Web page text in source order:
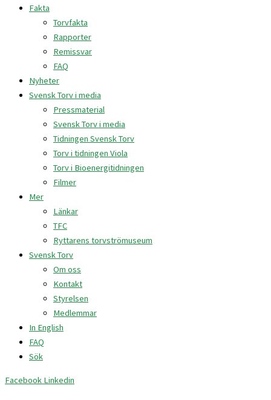
Fakta
Torvfakta
Rapporter
Remissvar
FAQ
Nyheter
Svensk Torv i media
Pressmaterial
Svensk Torv i media
Tidningen Svensk Torv
Torv i tidningen Viola
Torv i Bioenergitidningen
Filmer
Mer
Länkar
TFC
Ryttarens torvströmuseum
Svensk Torv
Om oss
Kontakt
Styrelsen
Medlemmar
In English
FAQ
Sök
Facebook Linkedin